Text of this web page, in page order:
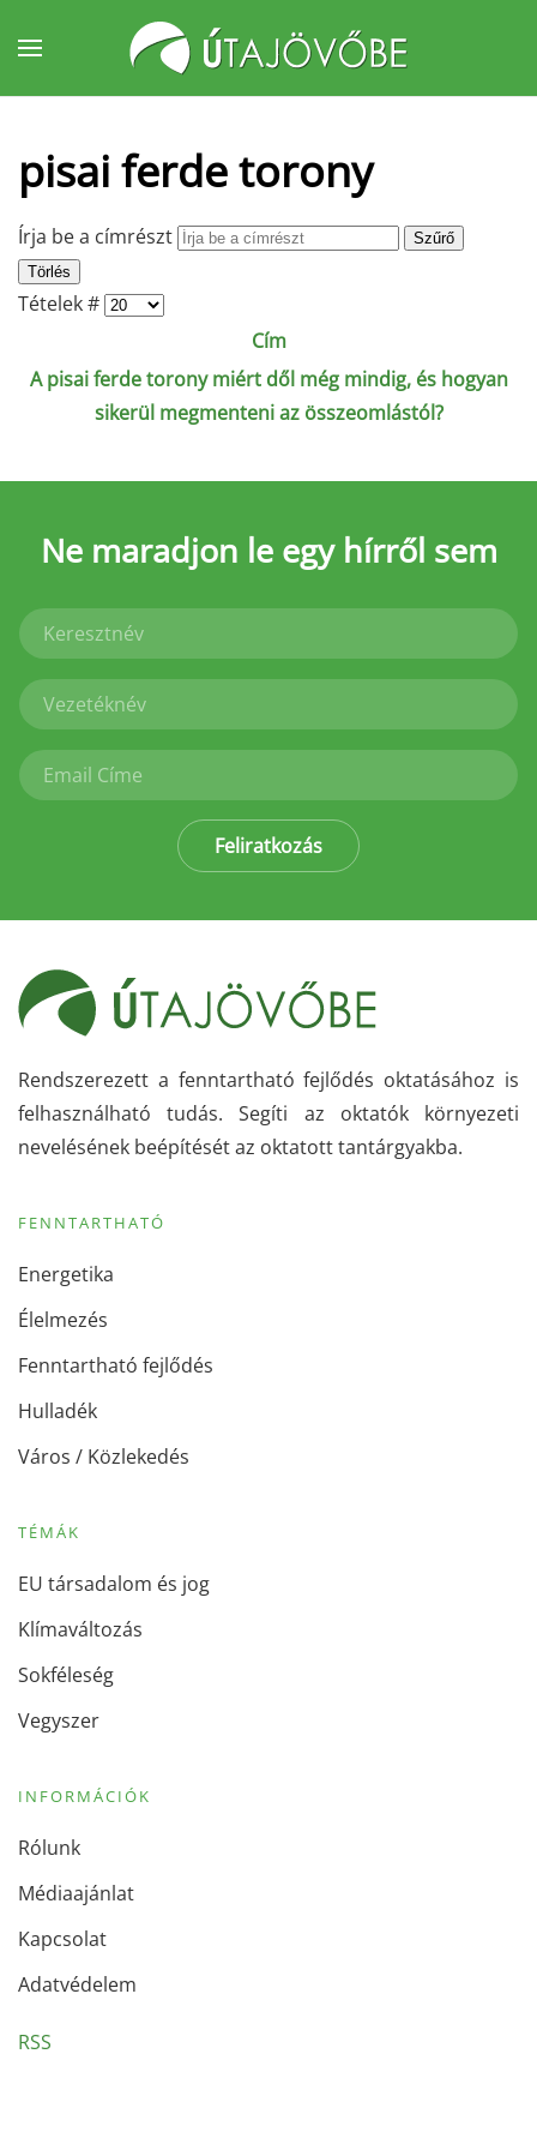
Fő tartalom átugrása
pisai ferde torony
Írja be a címrészt
Szűrő
Törlés
Tételek #
Cím
A pisai ferde torony miért dől még mindig, és hogyan
sikerül megmenteni az összeomlástól?
Ne maradjon le egy hírről sem
Feliratkozás
Rendszerezett a fenntartható fejlődés oktatásához is
felhasználható tudás. Segíti az oktatók környezeti
nevelésének beépítését az oktatott tantárgyakba.
FENNTARTHATÓ
Energetika
Élelmezés
Fenntartható fejlődés
Hulladék
Város / Közlekedés
TÉMÁK
EU társadalom és jog
Klímaváltozás
Sokféleség
Vegyszer
INFORMÁCIÓK
Rólunk
Médiaajánlat
Kapcsolat
Adatvédelem
RSS